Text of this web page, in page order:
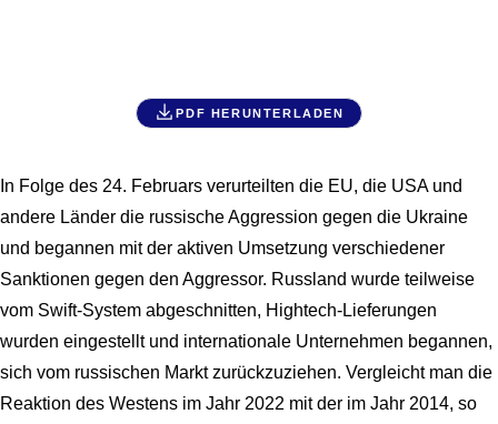
PDF HERUNTERLADEN
In Folge des 24. Februars verurteilten die EU, die USA und
andere Länder die russische Aggression gegen die Ukraine
und begannen mit der aktiven Umsetzung verschiedener
Sanktionen gegen den Aggressor. Russland wurde teilweise
vom Swift-System abgeschnitten, Hightech-Lieferungen
wurden eingestellt und internationale Unternehmen begannen,
sich vom russischen Markt zurückzuziehen. Vergleicht man die
Reaktion des Westens im Jahr 2022 mit der im Jahr 2014, so